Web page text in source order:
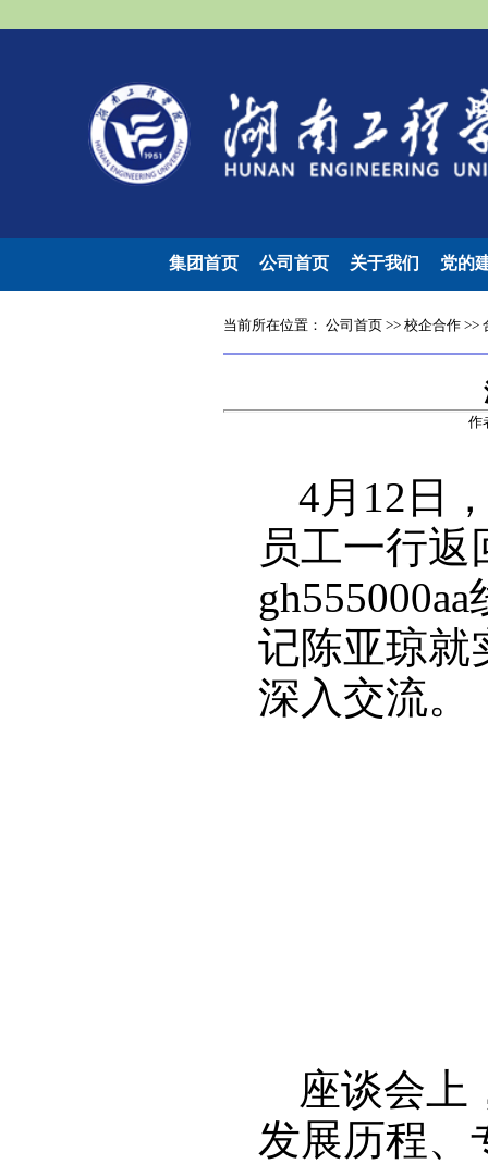
集团首页 公司首页 关于我们 党的
当前所在位置： 公司首页>> 校企合作>>
作
4月12日
员工一行
记陈亚琼就
深入交流。
座谈会上
发展历程、